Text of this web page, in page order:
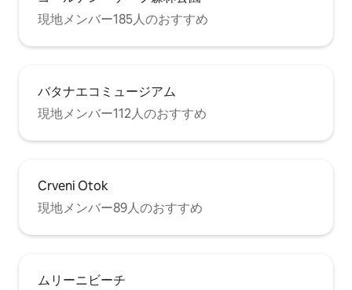
現地メンバー185人のおすすめ
バタナエコミュージアム
現地メンバー112人のおすすめ
Crveni Otok
現地メンバー89人のおすすめ
ムリーニビーチ